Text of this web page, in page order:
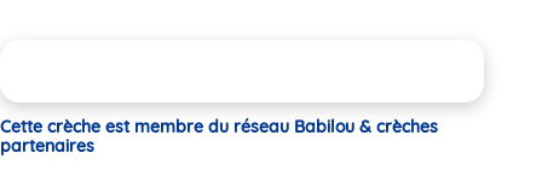
Cette crèche est membre du réseau Babilou & crèches
partenaires